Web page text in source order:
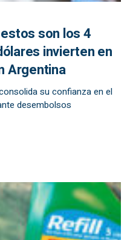
son los 4
invierten en
Argentina
su confianza en el
desembolsos